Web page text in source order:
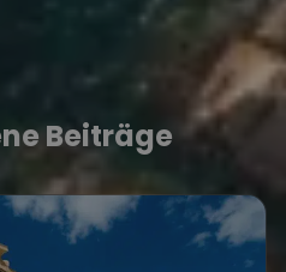
Beiträge